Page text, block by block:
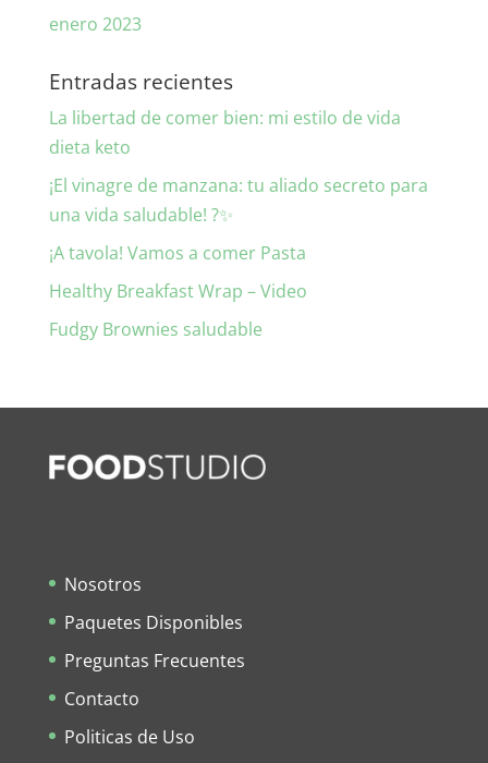
enero 2023
Entradas recientes
La libertad de comer bien: mi estilo de vida
dieta keto
¡El vinagre de manzana: tu aliado secreto para
una vida saludable! ?✨
¡A tavola! Vamos a comer Pasta
Healthy Breakfast Wrap – Video
Fudgy Brownies saludable
Nosotros
Paquetes Disponibles
Preguntas Frecuentes
Contacto
Politicas de Uso